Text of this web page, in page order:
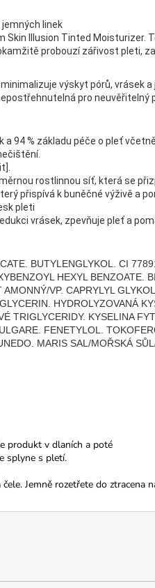
linek
Illusion Tinted
probouzí zářivost
výskyt pórů, vrásek
pro neuvěřitelný
94 % základu péče o pleť
rostlinnou síť, která se
přispívá k buněčné výživě a
pleti
vrásek, zpevňuje pleť a
BUTYLENGLYKOL. CI
HEXYL
VP. CAPRYLYL
HYDROLYZOVANÁ
TRIGLYCERIDY. KYSELINA
FENETYLOL.
MARIS SAL/MOŘSKÁ
produkt v dlaních a poté
splyne s pletí.
Jemně rozetřete do ztracena